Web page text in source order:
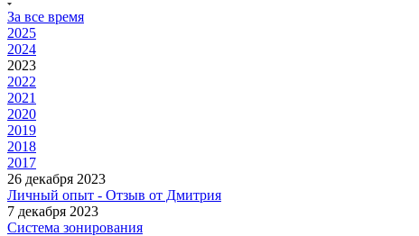
За все время
2025
2024
2023
2022
2021
2020
2019
2018
2017
26 декабря 2023
Личный опыт - Отзыв от Дмитрия
7 декабря 2023
Система зонирования